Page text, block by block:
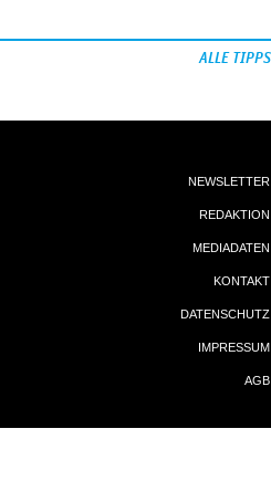
ALLE TIPPS
NEWSLETTER
REDAKTION
MEDIADATEN
KONTAKT
DATENSCHUTZ
IMPRESSUM
AGB